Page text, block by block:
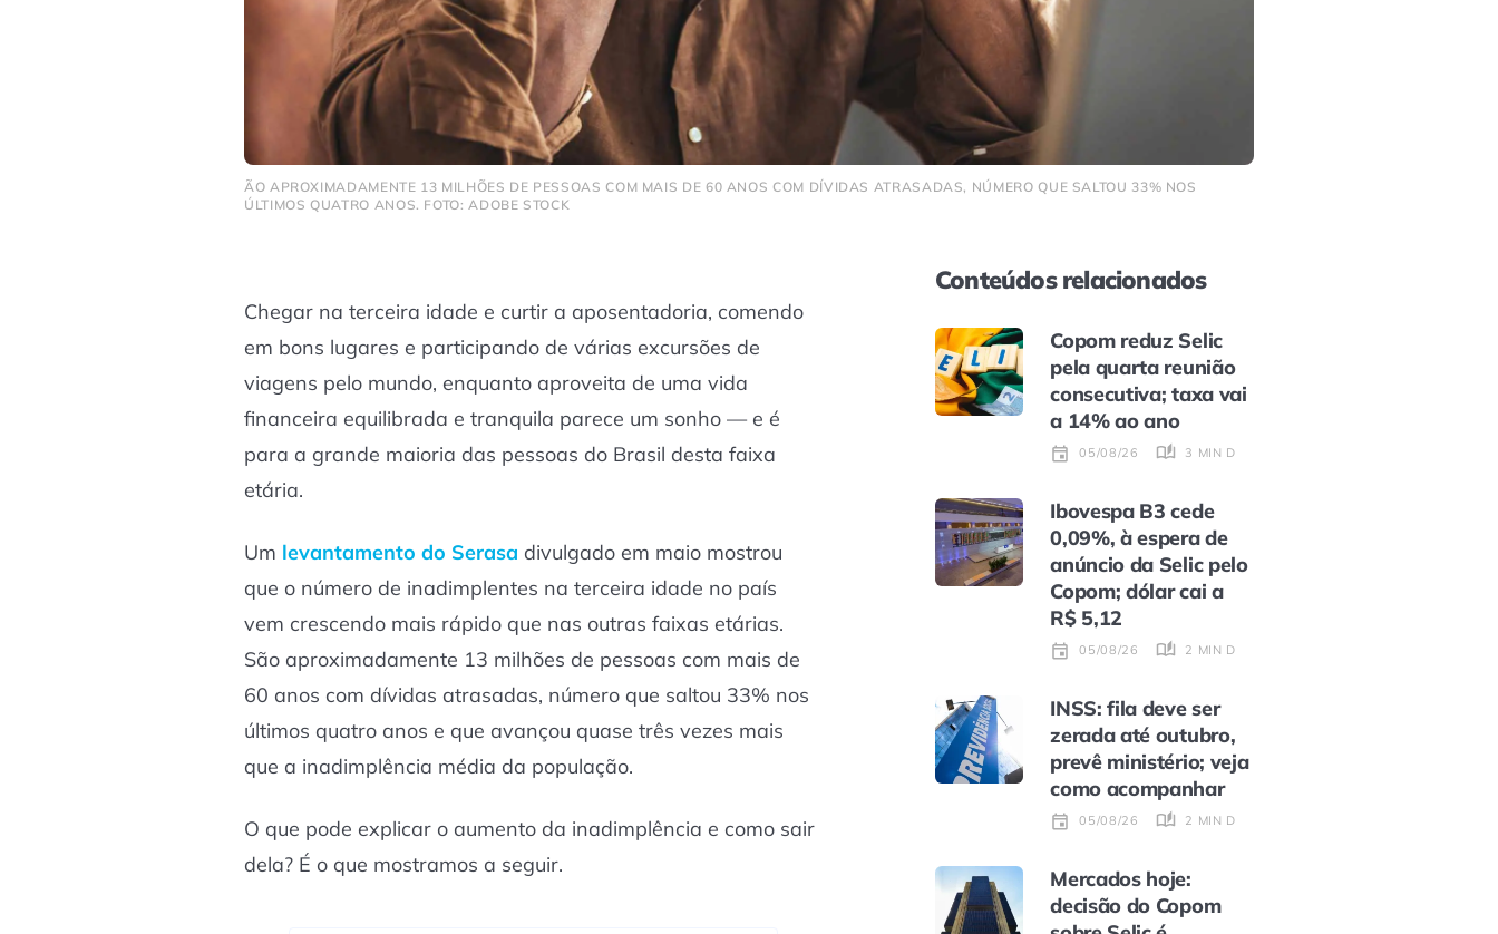
ÃO APROXIMADAMENTE 13 MILHÕES DE PESSOAS COM MAIS DE 60 ANOS COM DÍVIDAS ATRASADAS, NÚMERO QUE SALTOU 33% NOS
ÚLTIMOS QUATRO ANOS. FOTO: ADOBE STOCK
Chegar na terceira idade e curtir a aposentadoria, comendo
em bons lugares e participando de várias excursões de
viagens pelo mundo, enquanto aproveita de uma vida
financeira equilibrada e tranquila parece um sonho — e é
para a grande maioria das pessoas do Brasil desta faixa
etária.
Um levantamento do Serasa divulgado em maio mostrou
que o número de inadimplentes na terceira idade no país
vem crescendo mais rápido que nas outras faixas etárias.
São aproximadamente 13 milhões de pessoas com mais de
60 anos com dívidas atrasadas, número que saltou 33% nos
últimos quatro anos e que avançou quase três vezes mais
que a inadimplência média da população.
O que pode explicar o aumento da inadimplência e como sair
dela? É o que mostramos a seguir.
Conteúdos relacionados
Copom reduz Selic
pela quarta reunião
consecutiva; taxa vai
a 14% ao ano
05/08/26 3 MIN DE LEITURA
Ibovespa B3 cede
0,09%, à espera de
anúncio da Selic pelo
Copom; dólar cai a
R$ 5,12
05/08/26 2 MIN DE LEITURA
INSS: fila deve ser
zerada até outubro,
prevê ministério; veja
como acompanhar
05/08/26 2 MIN DE LEITURA
Mercados hoje:
decisão do Copom